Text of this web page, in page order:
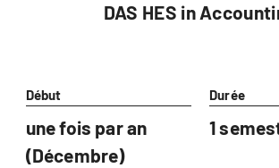
DAS HES in
Début
une fois par an
(Décembre)
Durée
1